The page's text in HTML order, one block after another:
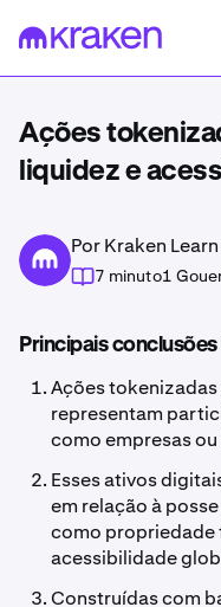
Ações
liquidez e
Por Kraken
7 minuto1
Principais conclusões
Ações
representam
como empresas ou
Esses ativos
em relação à
como propriedade
acessibilidade
Construídas com